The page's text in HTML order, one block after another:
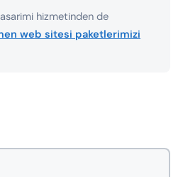
hizmetinden de
web sitesi paketlerimizi